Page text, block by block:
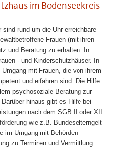
im Bodenseekreis
sind rund um die Uhr erreichbare
Frauen (mit ihren
und Beratung zu erhalten. In
- und Kinderschutzhäuser. In
mit Frauen, die von ihrem
und erfahren sind. Die Hilfe
psychosoziale Beratung zur
hinaus gibt es Hilfe bei
nach dem SGB II oder XII
wie z.B. Bundeselterngelt
im Umgang mit Behörden,
zu Terminen und Vermittlung